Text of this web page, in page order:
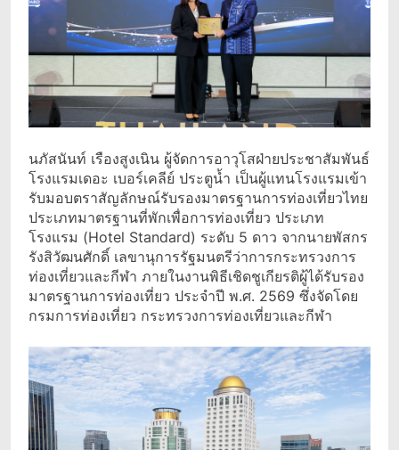
นภัสนันท์ เรืองสูงเนิน ผู้จัดการอาวุโสฝ่ายประชาสัมพันธ์
โรงแรมเดอะ เบอร์เคลีย์ ประตูน้ำ เป็นผู้แทนโรงแรมเข้า
รับมอบตราสัญลักษณ์รับรองมาตรฐานการท่องเที่ยวไทย
ประเภทมาตรฐานที่พักเพื่อการท่องเที่ยว ประเภท
โรงแรม (Hotel Standard) ระดับ 5 ดาว จากนายพัสกร
รังสิวัฒนศักดิ์ เลขานุการรัฐมนตรีว่าการกระทรวงการ
ท่องเที่ยวและกีฬา ภายในงานพิธีเชิดชูเกียรติผู้ได้รับรอง
มาตรฐานการท่องเที่ยว ประจำปี พ.ศ. 2569 ซึ่งจัดโดย
กรมการท่องเที่ยว กระทรวงการท่องเที่ยวและกีฬา